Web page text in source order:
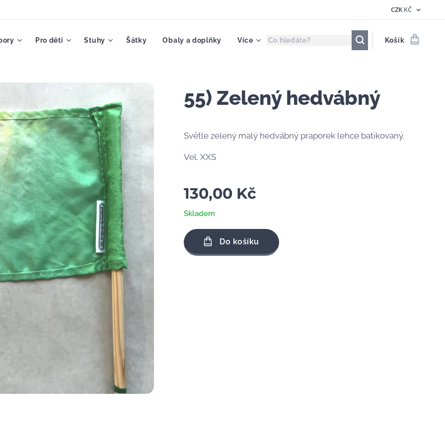
CZK KČ
Pro děti Stuhy Šátky Obaly a doplňky Více Košík
55) Zelený hedvábný
Světle zelený malý hedvábný praporek lehce batikovaný.
Vel. XXS
130,00 Kč
Skladem
Do košíku